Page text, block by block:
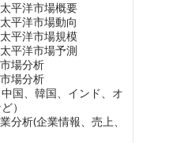
平洋市場概要
平洋市場動向
平洋市場規模
平洋市場予測
場分析
場分析
国、韓国、インド、オ
）
分析(企業情報、売上、